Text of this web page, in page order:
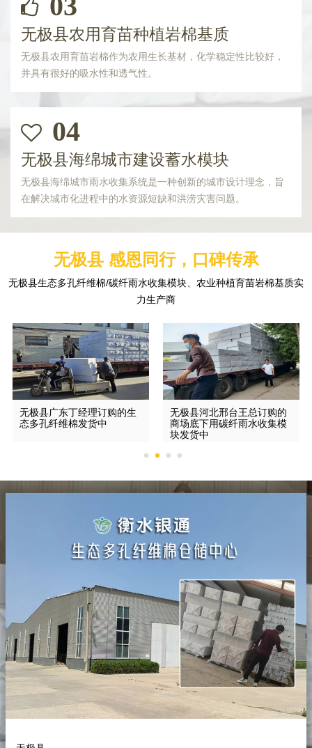
无极县农用育苗种植岩棉基质
无极县农用育苗岩棉作为农用生长基材，化学稳定性比较好，
并具有很好的吸水性和透气性。
04
无极县海绵城市建设蓄水模块
无极县海绵城市雨水收集系统是一种创新的城市设计理念，旨
在解决城市化进程中的水资源短缺和洪涝灾害问题。
无极县 感恩同行，口碑传承
无极县生态多孔纤维棉/碳纤雨水收集模块、农业种植育苗岩棉基质实
力生产商
无极县广东丁经理订购的生
态多孔纤维棉发货中
无极县河北邢台王总订购的
商场底下用碳纤雨水收集模
块发货中